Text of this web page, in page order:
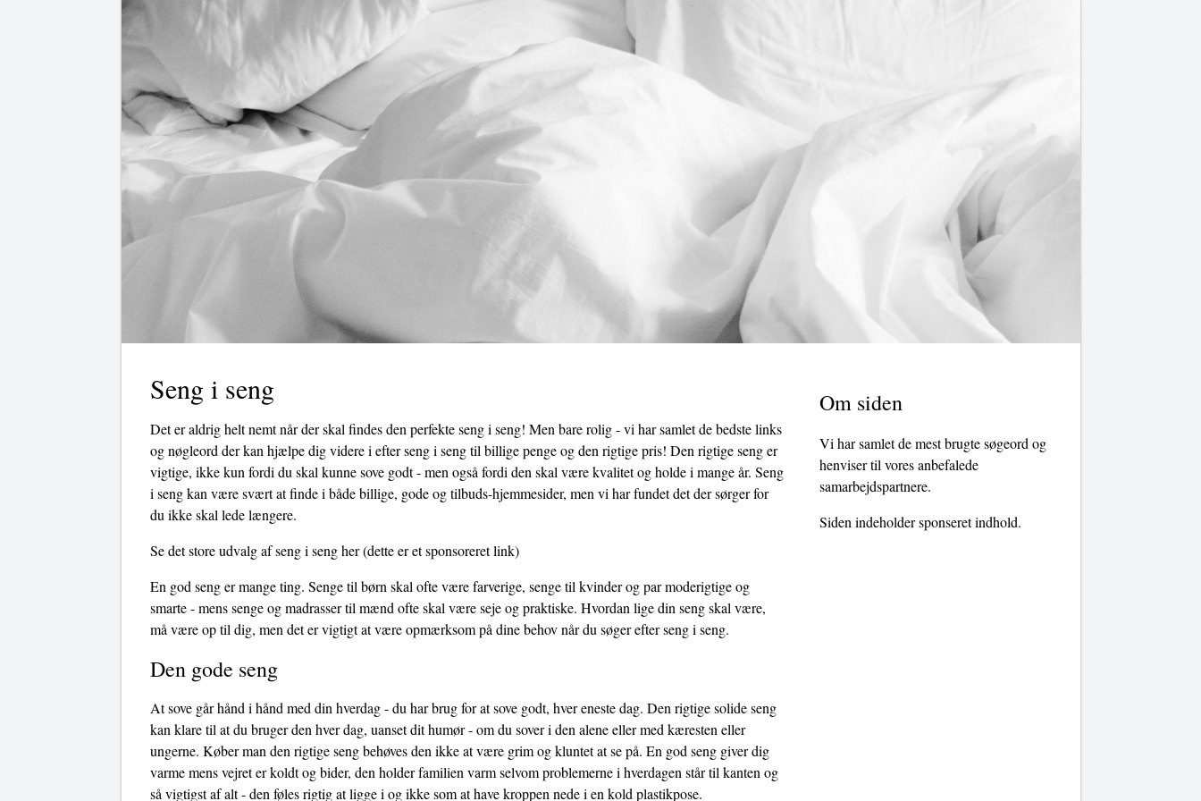
Seng i seng
Det er aldrig helt nemt når der skal findes den perfekte seng i seng! Men bare rolig - vi har samlet de bedste links
og nøgleord der kan hjælpe dig videre i efter seng i seng til billige penge og den rigtige pris! Den rigtige seng er
vigtige, ikke kun fordi du skal kunne sove godt - men også fordi den skal være kvalitet og holde i mange år. Seng
i seng kan være svært at finde i både billige, gode og tilbuds-hjemmesider, men vi har fundet det der sørger for
du ikke skal lede længere.
Se det store udvalg af seng i seng her(dette er et sponsoreret link)
En god seng er mange ting. Senge til børn skal ofte være farverige, senge til kvinder og par moderigtige og
smarte - mens senge og madrasser til mænd ofte skal være seje og praktiske. Hvordan lige din seng skal være,
må være op til dig, men det er vigtigt at være opmærksom på dine behov når du søger efter seng i seng.
Den gode seng
At sove går hånd i hånd med din hverdag - du har brug for at sove godt, hver eneste dag. Den rigtige solide seng
kan klare til at du bruger den hver dag, uanset dit humør - om du sover i den alene eller med kæresten eller
ungerne. Køber man den rigtige seng behøves den ikke at være grim og kluntet at se på. En god seng giver dig
varme mens vejret er koldt og bider, den holder familien varm selvom problemerne i hverdagen står til kanten og
så vigtigst af alt - den føles rigtig at ligge i og ikke som at have kroppen nede i en kold plastikpose.
Om siden
Vi har samlet de mest brugte søgeord og
henviser til vores anbefalede
samarbejdspartnere.
Siden indeholder sponseret indhold.